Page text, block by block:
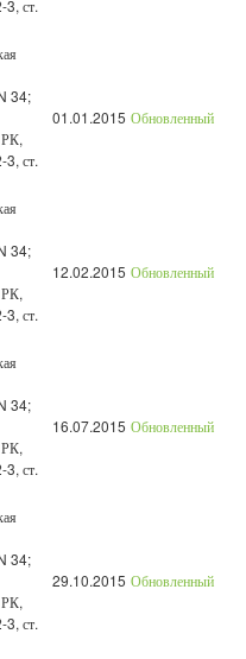
3, ст.
34;
3, ст.
01.01.2015 Обновленный
34;
3, ст.
12.02.2015 Обновленный
34;
3, ст.
16.07.2015 Обновленный
34;
3, ст.
29.10.2015 Обновленный